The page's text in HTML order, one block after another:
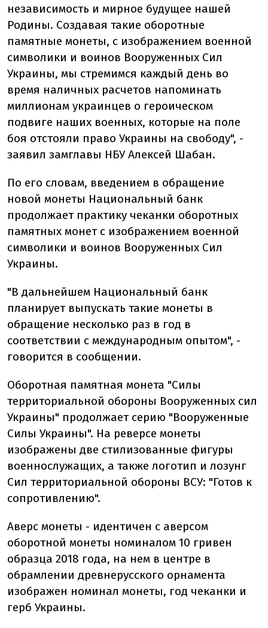
независимость и мирное будущее нашей
Родины. Создавая такие оборотные
памятные монеты, с изображением военной
символики и воинов Вооруженных Сил
Украины, мы стремимся каждый день во
время наличных расчетов напоминать
миллионам украинцев о героическом
подвиге наших военных, которые на поле
боя отстояли право Украины на свободу", -
заявил замглавы НБУ Алексей Шабан.
По его словам, введением в обращение
новой монеты Национальный банк
продолжает практику чеканки оборотных
памятных монет с изображением военной
символики и воинов Вооруженных Сил
Украины.
"В дальнейшем Национальный банк
планирует выпускать такие монеты в
обращение несколько раз в год в
соответствии с международным опытом", -
говорится в сообщении.
Оборотная памятная монета "Силы
территориальной обороны Вооруженных сил
Украины" продолжает серию "Вооруженные
Силы Украины". На реверсе монеты
изображены две стилизованные фигуры
военнослужащих, а также логотип и лозунг
Сил территориальной обороны ВСУ: "Готов к
сопротивлению".
Аверс монеты - идентичен с аверсом
оборотной монеты номиналом 10 гривен
образца 2018 года, на нем в центре в
обрамлении древнерусского орнамента
изображен номинал монеты, год чеканки и
герб Украины.